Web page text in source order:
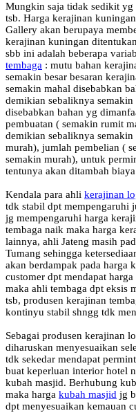
Mungkin saja tidak sedikit yg
tsb. Harga kerajinan
Gallery akan berupaya
kerajinan kuningan
sbb ini adalah beberapa
tembaga : mutu bahan
semakin besar besaran
semakin mahal disebabkan
demikian sebaliknya
disebabkan bahan yg
pembuatan ( semakin rumit
demikian sebaliknya
murah), jumlah pembelian (
semakin murah), untuk
tentunya akan ditambah
Kendala para ahli kerajinan
tdk stabil dpt mempengaruhi
jg mempengaruhi harga
tembaga naik maka harga
lainnya, ahli Jateng masih
Tumang sehingga
akan berdampak pada harga
customer dpt mendapat
maka ahli tembaga dpt eksis
tsb, produsen kerajinan
kontinyu stabil shngg tdk
Sebagai produsen kerajinan
diharuskan menyesuaikan
tdk sekedar mendapat
buat keperluan interior hotel
kubah masjid. Berhubung
maka harga kubah masjid jg
dpt menyesuaikan kemauan